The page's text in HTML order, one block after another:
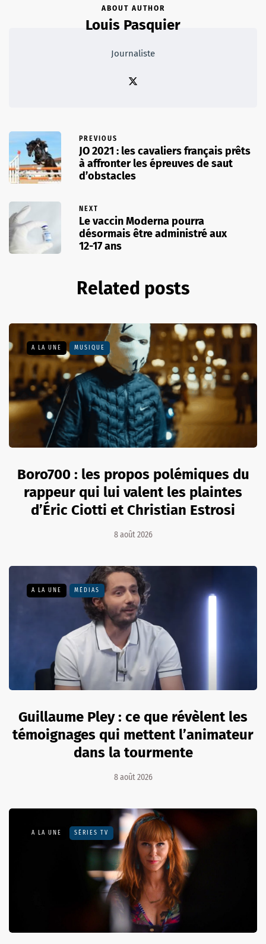
ABOUT AUTHOR
Louis Pasquier
Journaliste
PREVIOUS
JO 2021 : les cavaliers français prêts
à affronter les épreuves de saut
d’obstacles
NEXT
Le vaccin Moderna pourra
désormais être administré aux
12-17 ans
Related posts
A LA UNE MUSIQUE
Boro700 : les propos polémiques du
rappeur qui lui valent les plaintes
d’Éric Ciotti et Christian Estrosi
8 août 2026
A LA UNE MÉDIAS
Guillaume Pley : ce que révèlent les
témoignages qui mettent l’animateur
dans la tourmente
8 août 2026
A LA UNE SÉRIES TV